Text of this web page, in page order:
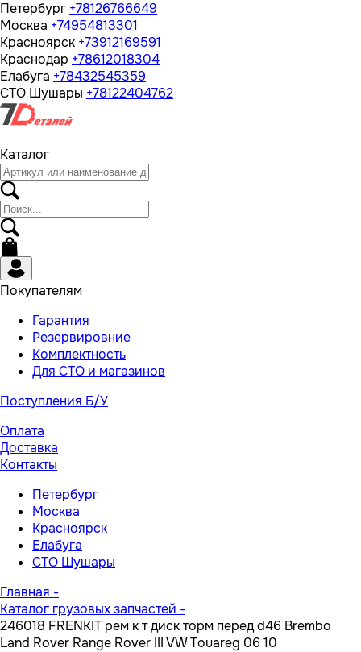
Петербург +78126766649
Москва +74954813301
Красноярск +73912169591
Краснодар +78612018304
Елабуга +78432545359
СТО Шушары +78122404762
Каталог
Покупателям
Гарантия
Резервировние
Комплектность
Для СТО и магазинов
Поступления Б/У
Оплата
Доставка
Контакты
Петербург
Москва
Красноярск
Елабуга
СТО Шушары
Главная -
Каталог грузовых запчастей -
246018 FRENKIT рем к т диск торм перед d46 Brembo
Land Rover Range Rover III VW Touareg 06 10